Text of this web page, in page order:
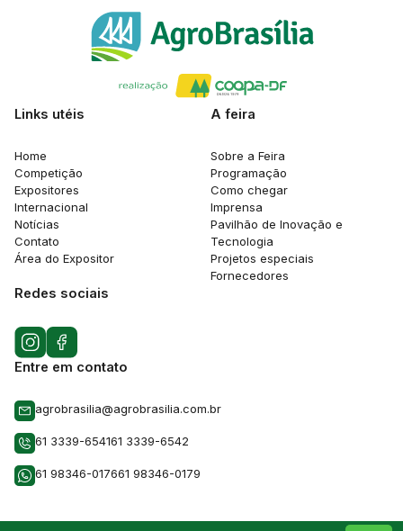
Links utéis
Home
Competição
Expositores
Internacional
Notícias
Contato
Área do Expositor
A feira
Sobre a Feira
Programação
Como chegar
Imprensa
Pavilhão de Inovação e
Tecnologia
Projetos especiais
Fornecedores
Redes sociais
Entre em contato
agrobrasilia@agrobrasilia.com.br
61 3339-654161 3339-6542
61 98346-017661 98346-0179